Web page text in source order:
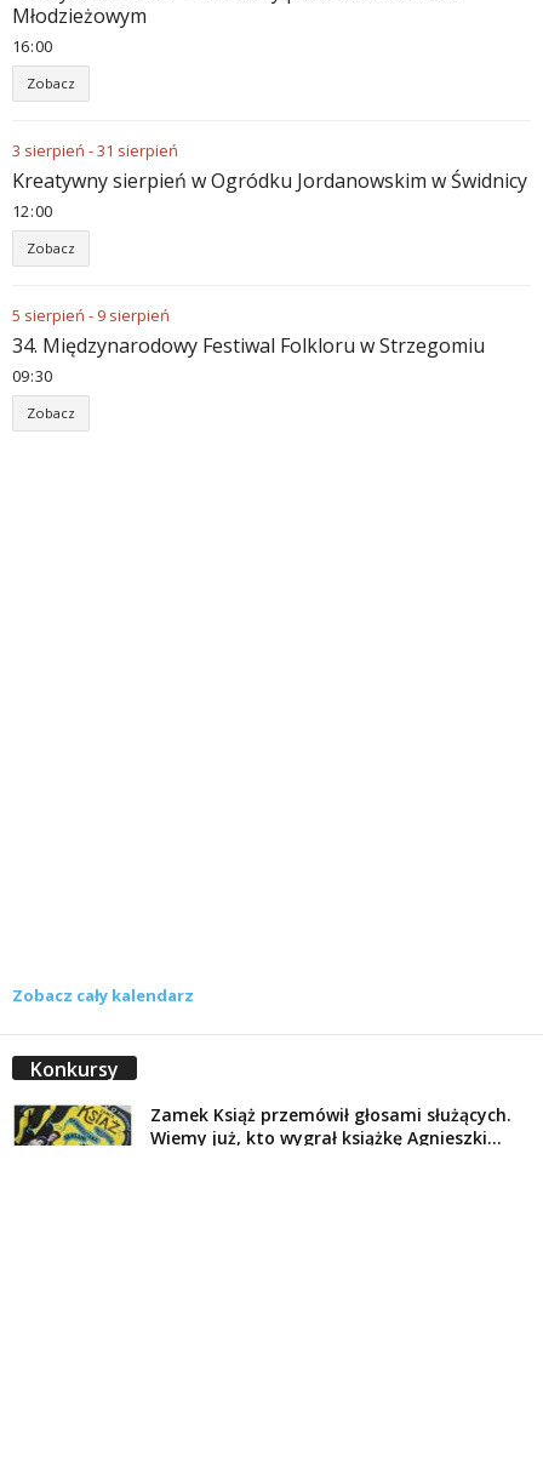
Młodzieżowym
16 00
Zobacz
3 sierpień -31 sierpień
Kreatywny sierpień w Ogródku Jordanowskim w Świdnicy
12 00
Zobacz
5 sierpień - 9 sierpień
34. Międzynarodowy Festiwal Folkloru w Strzegomiu
09 30
Zobacz
Zobacz cały kalendarz
Konkursy
Zamek Książ przemówił głosami służących.
Wiemy już, kto wygrał książkę Agnieszki...